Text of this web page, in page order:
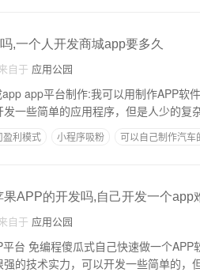
,一个人开发商城app要多久
自于 应用公园
编程，有足够的能
一些简单的应用程序，但是人少的复
盈利模式 小程序吸粉 可以自己制作汽车
果APP的开发吗,自己开发一个app
自于 应用公园
案非常是肯定的。 如
的技术实力，可以开发一些简单的，